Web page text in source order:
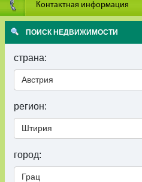
Контактная информация
ПОИСК НЕДВИЖИМОСТИ
страна:
Австрия
регион:
Штирия
город:
Грац